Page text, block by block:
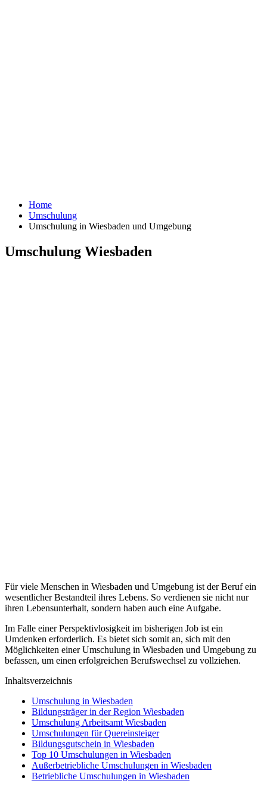
Home
Umschulung
Umschulung in Wiesbaden und Umgebung
Umschulung Wiesbaden
Für viele Menschen in Wiesbaden und Umgebung ist der Beruf ein
wesentlicher Bestandteil ihres Lebens. So verdienen sie nicht nur
ihren Lebensunterhalt, sondern haben auch eine Aufgabe.
Im Falle einer Perspektivlosigkeit im bisherigen Job ist ein
Umdenken erforderlich. Es bietet sich somit an, sich mit den
Möglichkeiten einer Umschulung in Wiesbaden und Umgebung zu
befassen, um einen erfolgreichen Berufswechsel zu vollziehen.
Inhaltsverzeichnis
Umschulung in Wiesbaden
Bildungsträger in der Region Wiesbaden
Umschulung Arbeitsamt Wiesbaden
Umschulungen für Quereinsteiger
Bildungsgutschein in Wiesbaden
Top 10 Umschulungen in Wiesbaden
Außerbetriebliche Umschulungen in Wiesbaden
Betriebliche Umschulungen in Wiesbaden